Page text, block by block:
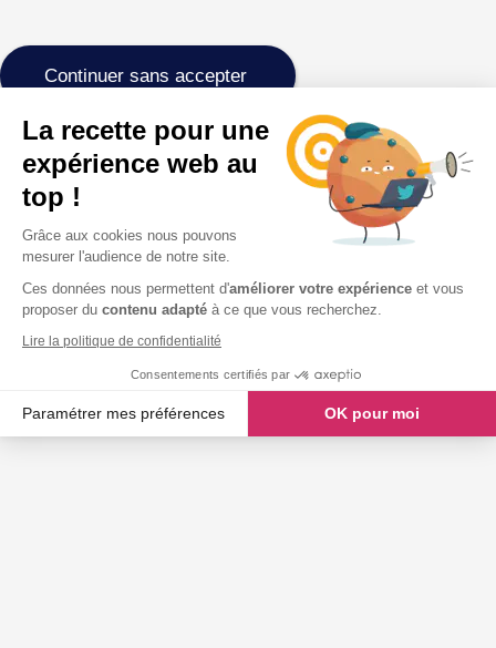
Continuer sans accepter
La recette pour une
expérience web au
top !
Grâce aux cookies nous pouvons
mesurer l'audience de notre site.
Ces données nous permettent d'améliorer votre expérience et vous
proposer du contenu adapté à ce que vous recherchez.
Lire la politique de confidentialité
Consentements certifiés par
Paramétrer mes préférences OK pour moi